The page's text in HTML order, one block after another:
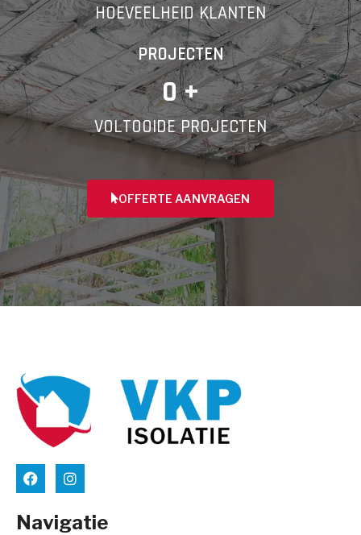
Vorige HOEVEELHEID KLANTEN
PROJECTEN
0 +
VOLTOOIDE PROJECTEN
OFFERTE AANVRAGEN
Navigatie